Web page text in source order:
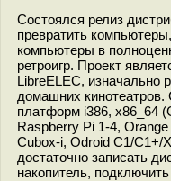
Состоялся релиз
превратить
компьютеры в
ретроигр. Проект
LibreELEC, изначально
домашних
платформ i386, x86_64
Raspberry Pi 1-4,
Cubox-i, Odroid C1/C1+/
достаточно записать
накопитель,